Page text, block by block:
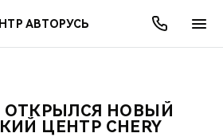
АВТОРУСЬ
МОДЕЛИ
МИР CHERY
АКЦИИ
СЕРВИСЫ
О КОМПАНИИ
ОТКРЫЛСЯ НОВЫЙ
ЦЕНТР CHERY